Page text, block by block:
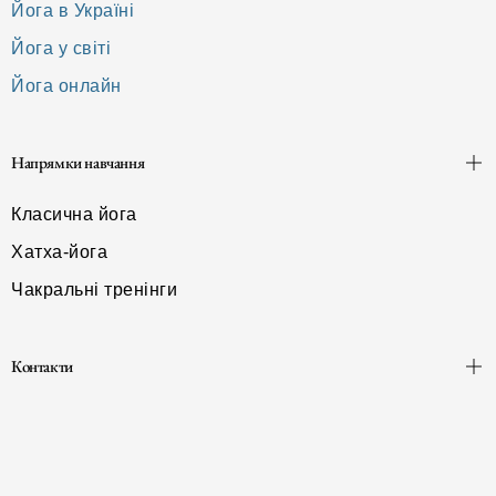
Йога в Україні
Йога у світі
Йога онлайн
Напрямки навчання
Класична йога
Хатха-йога
Чакральні тренінги
Контакти